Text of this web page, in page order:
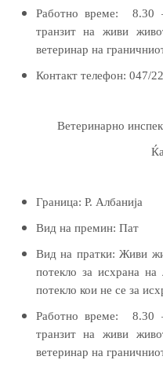
Работно време:
8.30
транзит на живи
ветеринар на
Контакт телефон: 047/
Ветеринарно
Граница: Р. Албанија
Вид на премин: Пат
Вид на пратки:Живи
потекло за исхрана
потекло кои не се за
Работно време:
8.30
транзит на живи
ветеринар на